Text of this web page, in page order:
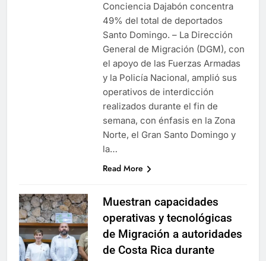
Conciencia Dajabón concentra
49% del total de deportados
Santo Domingo. – La Dirección
General de Migración (DGM), con
el apoyo de las Fuerzas Armadas
y la Policía Nacional, amplió sus
operativos de interdicción
realizados durante el fin de
semana, con énfasis en la Zona
Norte, el Gran Santo Domingo y
la…
Read More
Muestran capacidades
operativas y tecnológicas
de Migración a autoridades
de Costa Rica durante